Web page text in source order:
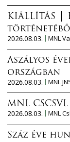
KIÁLLÍTÁS
történetéből
2026.08.03.
MNL
Aszályos
országban
2026.08.03.
MNL
MNL
2026.08.03.
MNL
Száz éve